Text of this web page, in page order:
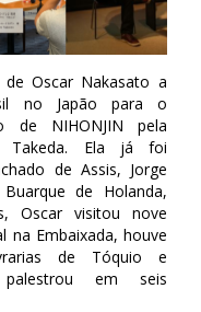
Oscar Nakasato a
no Japão para o
de NIHONJIN pela
Takeda. Ela já foi
de Assis, Jorge
de Holanda,
Oscar visitou nove
na Embaixada, houve
de Tóquio e
palestrou em seis